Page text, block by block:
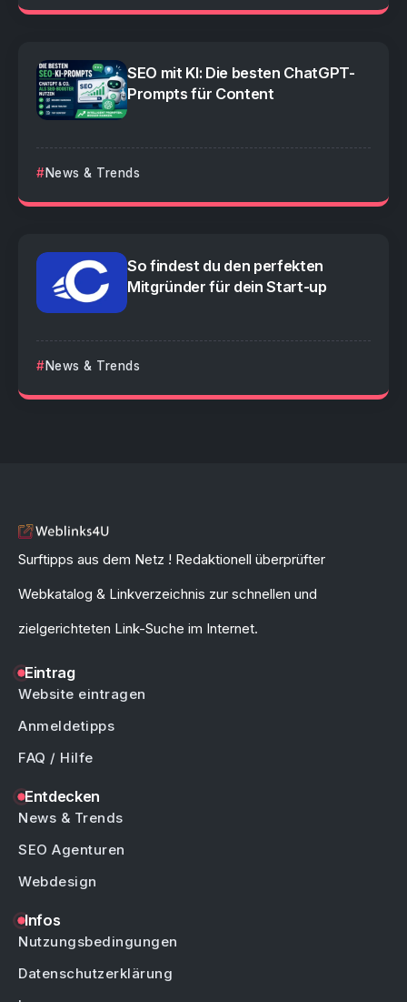
SEO mit KI: Die besten ChatGPT-
Prompts für Content
News & Trends
So findest du den perfekten
Mitgründer für dein Start-up
News & Trends
Surftipps aus dem Netz ! Redaktionell überprüfter
Webkatalog & Linkverzeichnis zur schnellen und
zielgerichteten Link-Suche im Internet.
Eintrag
Website eintragen
Anmeldetipps
FAQ / Hilfe
Entdecken
News & Trends
SEO Agenturen
Webdesign
Infos
Nutzungsbedingungen
Datenschutzerklärung